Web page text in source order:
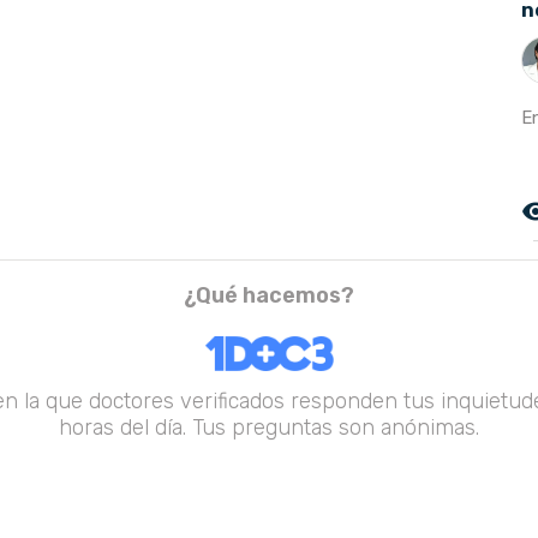
¿Qué hacemos?
la que doctores verificados responden tus
horas del día. Tus preguntas son anónimas.